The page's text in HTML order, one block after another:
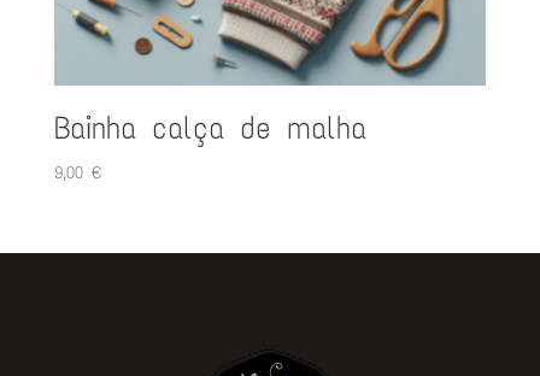
Bainha calça de malha
9,00 €